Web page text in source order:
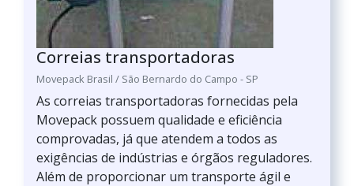
Correias transportadoras
Movepack Brasil / São Bernardo do Campo - SP
As correias transportadoras fornecidas pela
Movepack possuem qualidade e eficiência
comprovadas, já que atendem a todos as
exigências de indústrias e órgãos reguladores.
Além de proporcionar um transporte ágil e